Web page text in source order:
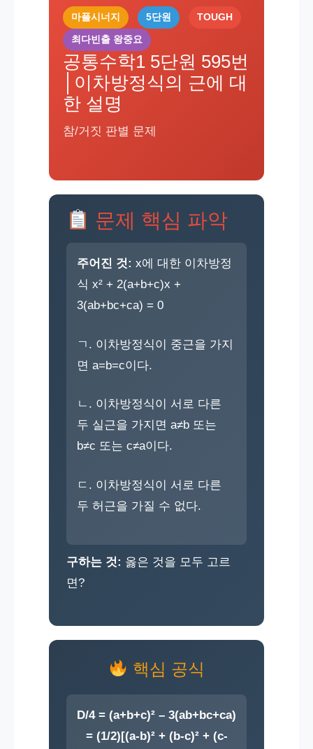
마플시너지 5단원 TOUGH
최다빈출 왕중요
공통수학1 5단원 595번
│이차방정식의 근에 대
한 설명
참/거짓 판별 문제
문제 핵심 파악
주어진 것: x에 대한 이차방정
식 x² + 2(a+b+c)x +
3(ab+bc+ca) = 0
ㄱ. 이차방정식이 중근을 가지
면 a=b=c이다.
ㄴ. 이차방정식이 서로 다른
두 실근을 가지면 a≠b 또는
b≠c 또는 c≠a이다.
ㄷ. 이차방정식이 서로 다른
두 허근을 가질 수 없다.
구하는 것: 옳은 것을 모두 고르
면?
핵심 공식
D/4 = (a+b+c)² – 3(ab+bc+ca)
= (1/2)[(a-b)² + (b-c)² + (c-